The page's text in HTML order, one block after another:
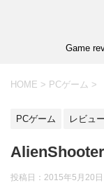
Game
HOME > PCゲーム >
PCゲーム レビュー
投稿日： 2015年5月20日